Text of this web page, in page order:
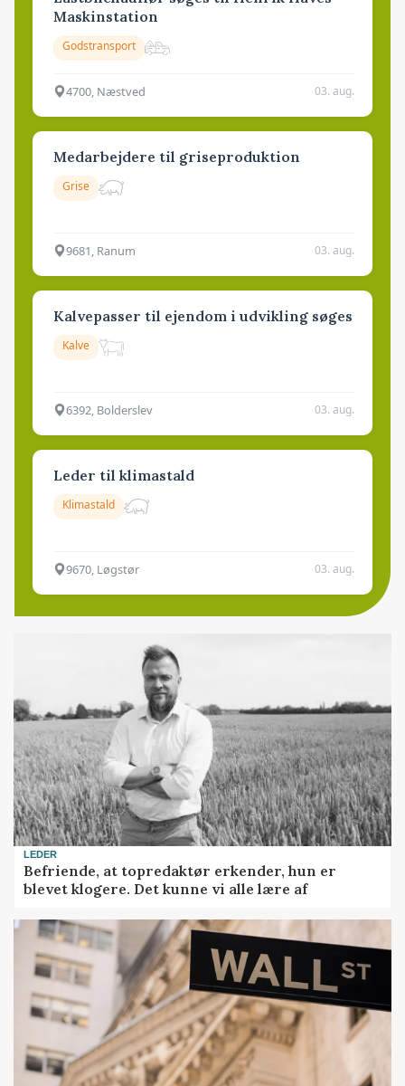
Maskinstation
Godstransport
4700, Næstved 03. aug.
Medarbejdere til griseproduktion
Grise
9681, Ranum 03. aug.
Kalvepasser til ejendom i udvikling søges
Kalve
6392, Bolderslev 03. aug.
Leder til klimastald
Klimastald
9670, Løgstør 03. aug.
LEDER
Befriende, at topredaktør erkender, hun er
blevet klogere. Det kunne vi alle lære af